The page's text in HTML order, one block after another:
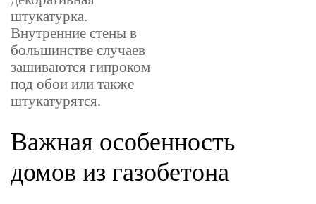
штукатурка.
Внутренние стены в
большинстве случаев
зашиваются гипроком
под обои или также
штукатурятся.
Важная особенность
домов из газобетона